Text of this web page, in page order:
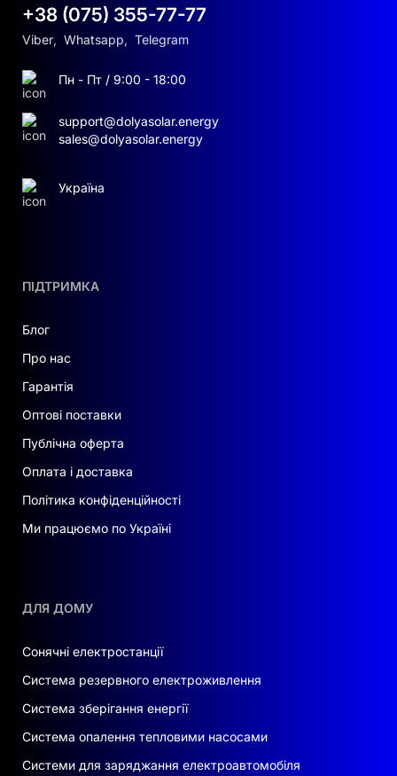
ПІДТРИМКА
Блог
Про нас
Гарантія
Оптові поставки
Публічна оферта
Оплата і доставка
Політика конфіденційності
Ми працюємо по Україні
ДЛЯ ДОМУ
Сонячні електростанції
Система резервного електроживлення
Система зберігання енергії
Система опалення тепловими насосами
Системи для заряджання електроавтомобіля
+38 (075) 355-77-77
Viber, Whatsapp, Telegram
Пн - Пт / 9:00 - 18:00
support@dolyasolar.energy
sales@dolyasolar.energy
Україна